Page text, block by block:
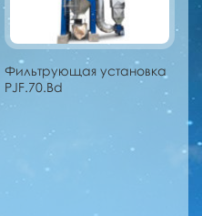
Фильтрующая установка
PJF.70.Bd